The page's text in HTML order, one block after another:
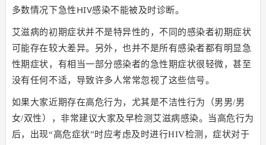
多数情况下急性HIV感染不能被及时诊断。
艾滋病的初期症状并不是特异性的，不同的感染者初期症状
可能存在较大差异。
另外，也并不是所有感染者都有明显急
性期症状，有相当一部分感染者的急性期症状很轻微，甚至
没有任何不适，导致许多人常常忽视了这些信号。
如果大家近期存在高危行为，尤其是不洁性行为（男男/男
女/双性），非常建议大家及早检测艾滋病感染。当高危行为
后，出现“高危症状”时应考虑及时进行HIV检测，症状对于